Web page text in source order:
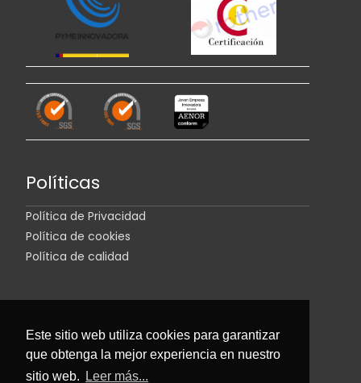
Este sitio web utiliza cookies para garantizar
que obtenga la mejor experiencia en nuestro
sitio web.
Leer más...
Políticas
Política de Privacidad
Política de cookies
Política de calidad